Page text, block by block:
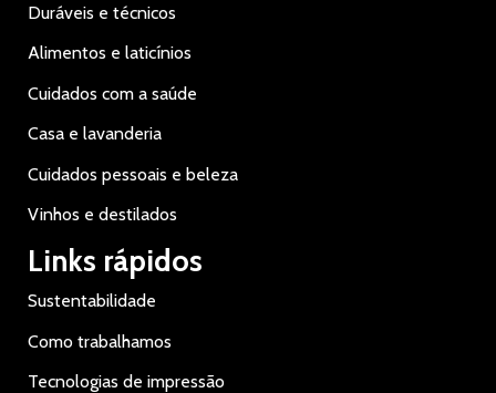
Duráveis e técnicos
Alimentos e laticínios
Cuidados com a saúde
Casa e lavanderia
Cuidados pessoais e beleza
Vinhos e destilados
Links rápidos
Sustentabilidade
Como trabalhamos
Tecnologias de impressão